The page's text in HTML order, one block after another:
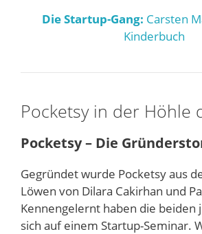
Die Startup-Gang: Carsten
Kinderbuch
Pocketsy in der Höhle
Pocketsy – Die
Gegründet wurde Pocketsy aus
Löwen von Dilara Cakirhan und
Kennengelernt haben die beiden
sich auf einem Startup-Seminar.